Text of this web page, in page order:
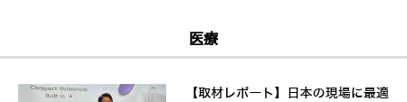
医療
【取材レポート】日本の現場に最適